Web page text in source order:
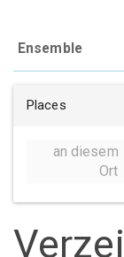
Ensemble
Places
an diesem
Ort